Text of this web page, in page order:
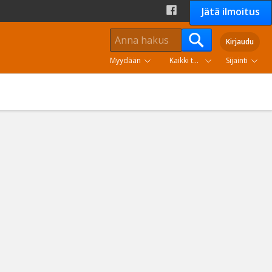
Jätä ilmoitus
Kirjaudu
Myydään
Kaikki tuoteryhmät Sijainti